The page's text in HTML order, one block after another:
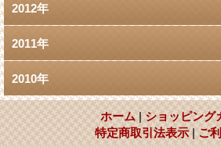
8月 (1)
7月 (1)
5月 (1)
4月 (1)
12月 (2)
11月 (1)
6月 (1)
4月 (2)
2012年
9月 (1)
7月 (1)
6月 (1)
2011年
12月 (1)
9月 (2)
2010年
12月 (3) ホーム | ショッピング
特定商取引法表示 | ご